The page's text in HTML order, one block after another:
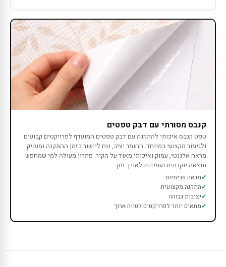
קנבס מסורתי עם דבק טפטים
טפט קנבס איכותי להתקנה עם דבק טפטים המועדף לפרויקטים קבועים
ולגימור מקצועי במיוחד. החומר יציב, נוח ליישור בזמן ההתקנה ומעניק
מראה אלגנטי, עמוק ואיכותי מאוד על הקיר. פתרון מעולה למי שמחפש
תוצאה יוקרתית ועמידות לאורך זמן.
מראה פרימיום
התקנה מקצועית
יציבות גבוהה
מתאים יותר לפרויקטים לטווח ארוך